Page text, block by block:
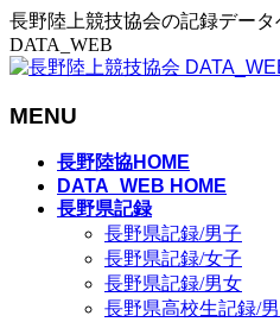
長野陸上競技協会の記録デー
DATA_WEB
MENU
長野陸協HOME
DATA_WEB HOME
長野県記録
長野県記録/男子
長野県記録/女子
長野県記録/男女
長野県高校生記録/